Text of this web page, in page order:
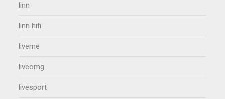
linn
linn hifi
liveme
liveomg
livesport